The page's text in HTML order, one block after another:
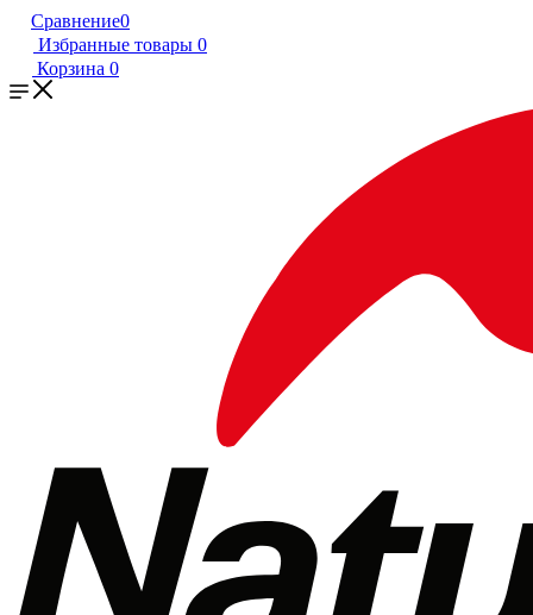
Сравнение0
Избранные товары 0
Корзина 0